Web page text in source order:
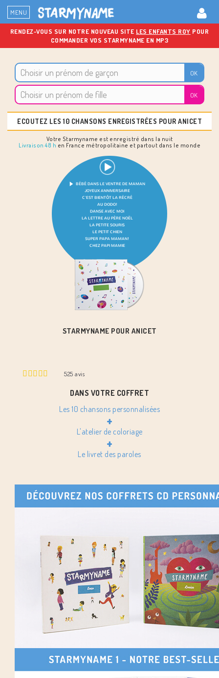
MENU
RENDEZ-VOUS SUR NOTRE NOUVEAU SITE LES ENFANTS ROY POUR
COMMANDER VOS STARMYNAME EN MP3
ECOUTEZ LES 10 CHANSONS ENREGISTRÉES POUR ANICET
Votre Starmyname est enregistré dans la nuit
Livraison 48 h en France métropolitaine et partout dans le monde
STARMYNAME POUR ANICET
525avis
DANS VOTRE COFFRET
Les 10 chansons personnalisées
+
L'atelier de coloriage
+
Le livret des paroles